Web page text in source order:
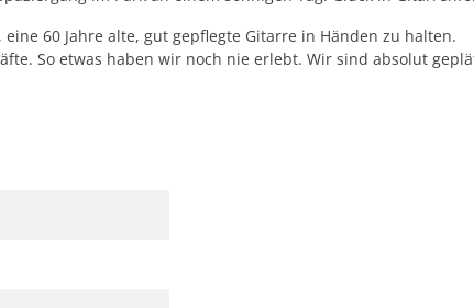
60 Jahre alte, gut gepflegte Gitarre in Händen zu halten.
So etwas haben wir noch nie erlebt. Wir sind absolut